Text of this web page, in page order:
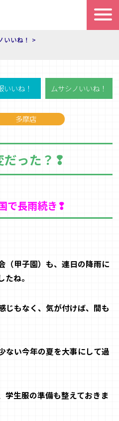
いいね！
いいね！ ムサシノいいね！
多摩店
だった？❢
で長雨続き❢
（甲子園）も、連日の降雨に
たね。
じもなく、気が付けば、間も
ない今年の夏を大事にして過
学生服の準備も整えておきま